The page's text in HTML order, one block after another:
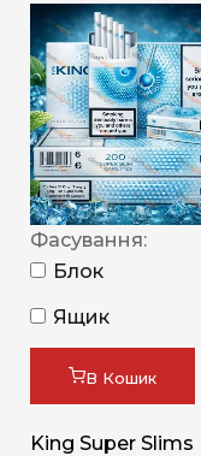
Фасування:
Блок
Ящик
В Кошик
King Super Slims